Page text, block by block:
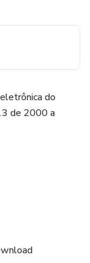
do
de 2000 a